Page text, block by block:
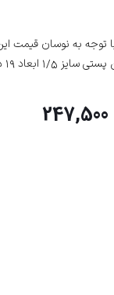
به نوسان قیمت این
247,500